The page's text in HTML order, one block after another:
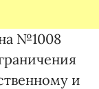
№1008
и